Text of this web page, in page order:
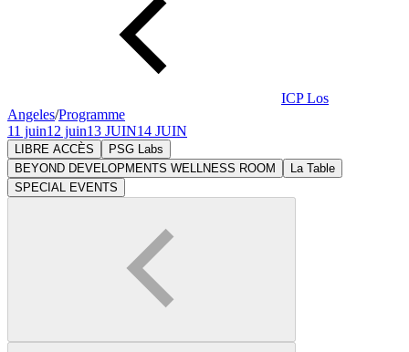
ICP Los
Angeles/Programme
11 juin12 juin13 JUIN14 JUIN
LIBRE ACCÈS
PSG Labs
BEYOND DEVELOPMENTS WELLNESS ROOM
La Table
SPECIAL EVENTS